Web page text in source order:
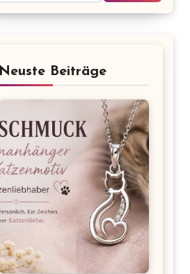
Neuste Beiträge